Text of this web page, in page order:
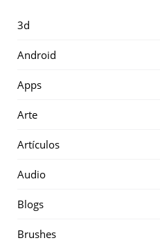
3d
Android
Apps
Arte
Artículos
Audio
Blogs
Brushes